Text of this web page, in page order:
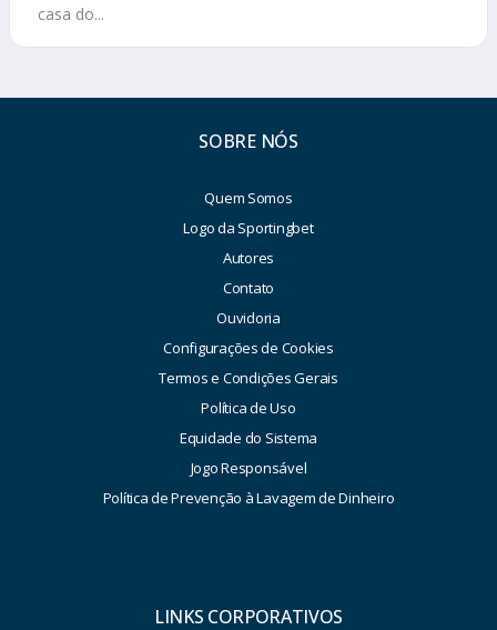
casa do...
SOBRE NÓS
Quem Somos
Logo da Sportingbet
Autores
Contato
Ouvidoria
Configurações de Cookies
Termos e Condições Gerais
Política de Uso
Equidade do Sistema
Jogo Responsável
Política de Prevenção à Lavagem de Dinheiro
LINKS CORPORATIVOS